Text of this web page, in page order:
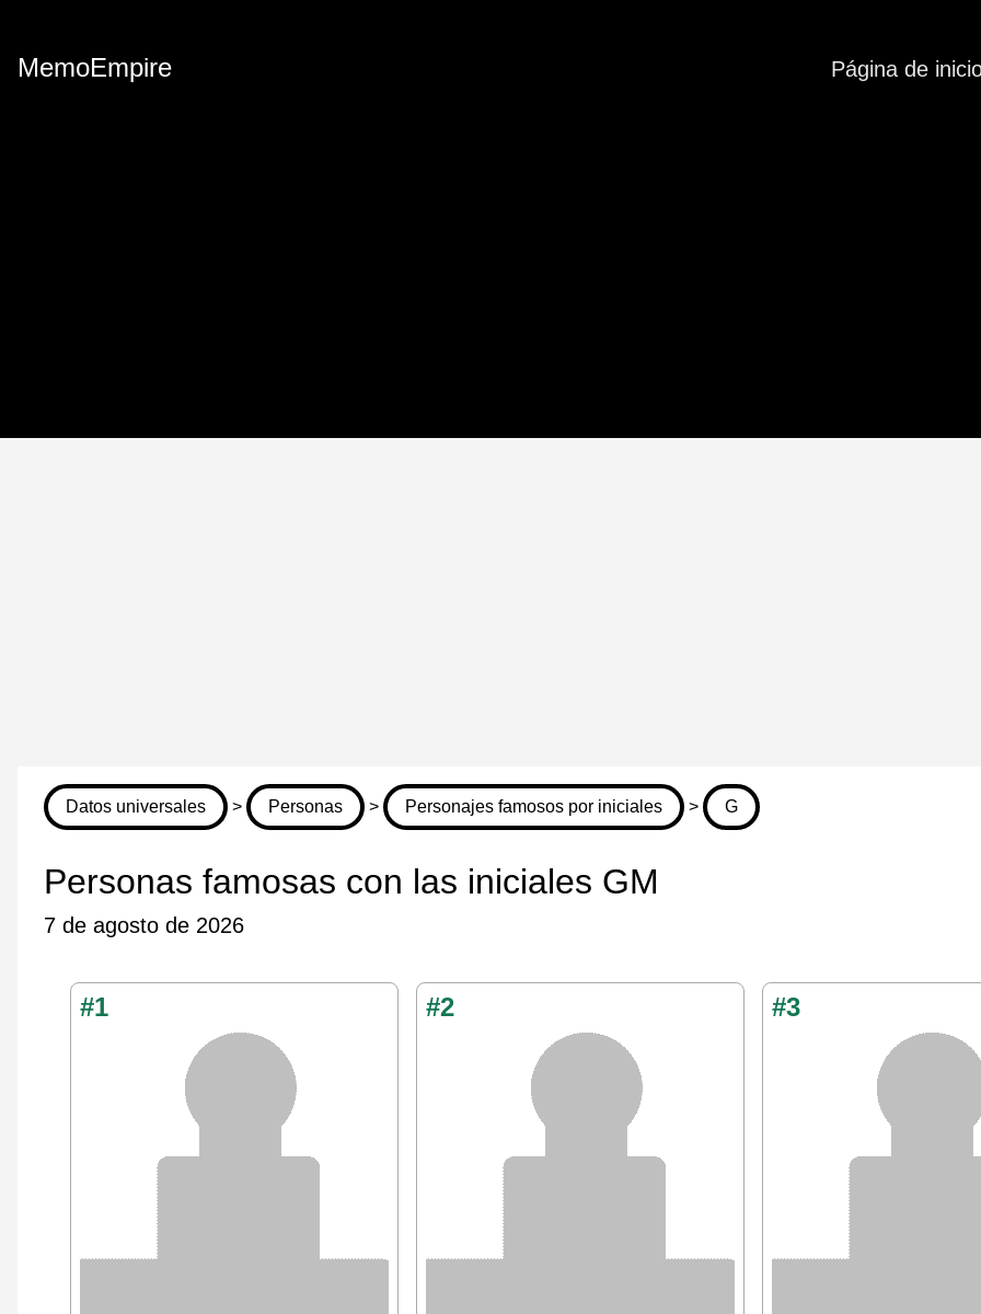
MemoEmpire Página de
Datos universales > Personas > Personajes famosos por iniciales > G
Personas famosas con las iniciales GM
7 de agosto de 2026
#1 #2 #3